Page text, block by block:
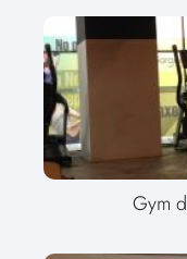
Gym